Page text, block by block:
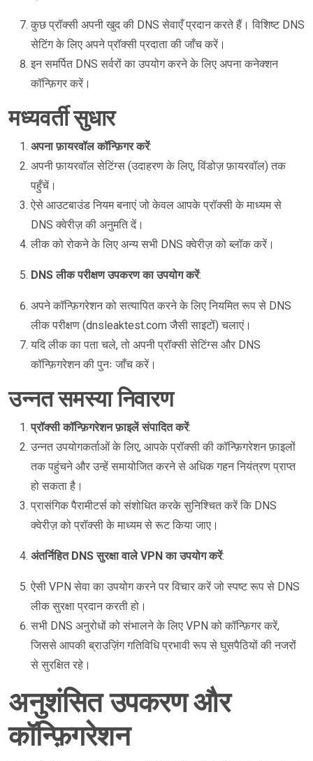
कुछ प्रॉक्सी अपनी खुद की DNS सेवाएँ प्रदान करते हैं। विशिष्ट DNS
सेटिंग के लिए अपने प्रॉक्सी प्रदाता की जाँच करें।
इन समर्पित DNS सर्वरों का उपयोग करने के लिए अपना कनेक्शन
कॉन्फ़िगर करें।
मध्यवर्ती सुधार
अपना फ़ायरवॉल कॉन्फ़िगर करें:
अपनी फ़ायरवॉल सेटिंग्स (उदाहरण के लिए, विंडोज़ फ़ायरवॉल) तक
पहुँचें।
ऐसे आउटबाउंड नियम बनाएं जो केवल आपके प्रॉक्सी के माध्यम से
DNS क्वेरीज़ की अनुमति दें।
लीक को रोकने के लिए अन्य सभी DNS क्वेरीज़ को ब्लॉक करें।
DNS लीक परीक्षण उपकरण का उपयोग करें:
अपने कॉन्फ़िगरेशन को सत्यापित करने के लिए नियमित रूप से DNS
लीक परीक्षण (dnsleaktest.com जैसी साइटों) चलाएं।
यदि लीक का पता चले, तो अपनी प्रॉक्सी सेटिंग्स और DNS
कॉन्फ़िगरेशन की पुनः जाँच करें।
उन्नत समस्या निवारण
प्रॉक्सी कॉन्फ़िगरेशन फ़ाइलें संपादित करें:
उन्नत उपयोगकर्ताओं के लिए, आपके प्रॉक्सी की कॉन्फ़िगरेशन फ़ाइलों
तक पहुंचने और उन्हें समायोजित करने से अधिक गहन नियंत्रण प्राप्त
हो सकता है।
प्रासंगिक पैरामीटर्स को संशोधित करके सुनिश्चित करें कि DNS
क्वेरीज़ को प्रॉक्सी के माध्यम से रूट किया जाए।
अंतर्निहित DNS सुरक्षा वाले VPN का उपयोग करें:
ऐसी VPN सेवा का उपयोग करने पर विचार करें जो स्पष्ट रूप से DNS
लीक सुरक्षा प्रदान करती हो।
सभी DNS अनुरोधों को संभालने के लिए VPN को कॉन्फ़िगर करें,
जिससे आपकी ब्राउज़िंग गतिविधि प्रभावी रूप से घुसपैठियों की नजरों
से सुरक्षित रहे।
अनुशंसित उपकरण और
कॉन्फ़िगरेशन